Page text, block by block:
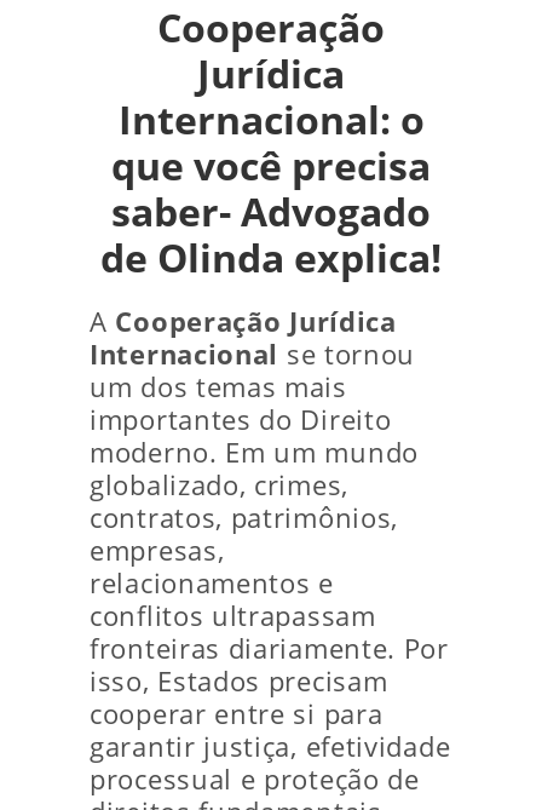
Cooperação
Jurídica
Internacional: o
que você precisa
saber- Advogado
de Olinda explica!
A Cooperação Jurídica
Internacional se tornou
um dos temas mais
importantes do Direito
moderno. Em um mundo
globalizado, crimes,
contratos, patrimônios,
empresas,
relacionamentos e
conflitos ultrapassam
fronteiras diariamente. Por
isso, Estados precisam
cooperar entre si para
garantir justiça, efetividade
processual e proteção de